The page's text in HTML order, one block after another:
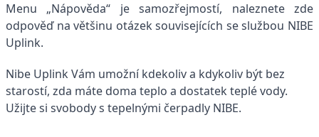
Menu „Nápověda“ je samozřejmostí, naleznete zde
odpověď na většinu otázek souvisejících se službou NIBE
Uplink.
Nibe Uplink Vám umožní kdekoliv a kdykoliv být bez
starostí, zda máte doma teplo a dostatek teplé vody.
Užijte si svobody s tepelnými čerpadly NIBE.